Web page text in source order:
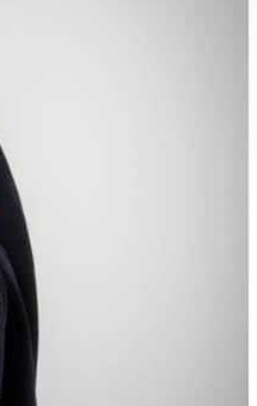
Jeugdprinses Puck
Adjudanten Saar en Pam
Lees verder